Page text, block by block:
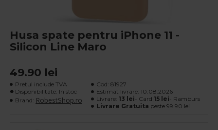
Husa spate pentru iPhone 11 -
Silicon Line Maro
49.90 lei
Pretul include TVA
Disponibilitate: In stoc
Brand: RobestShop.ro
Cod: 81927
Estimat livrare: 10.08.2026
Livrare: 13 lei- Card|15 lei- Ramburs
Livrare Gratuita peste 99.90 lei